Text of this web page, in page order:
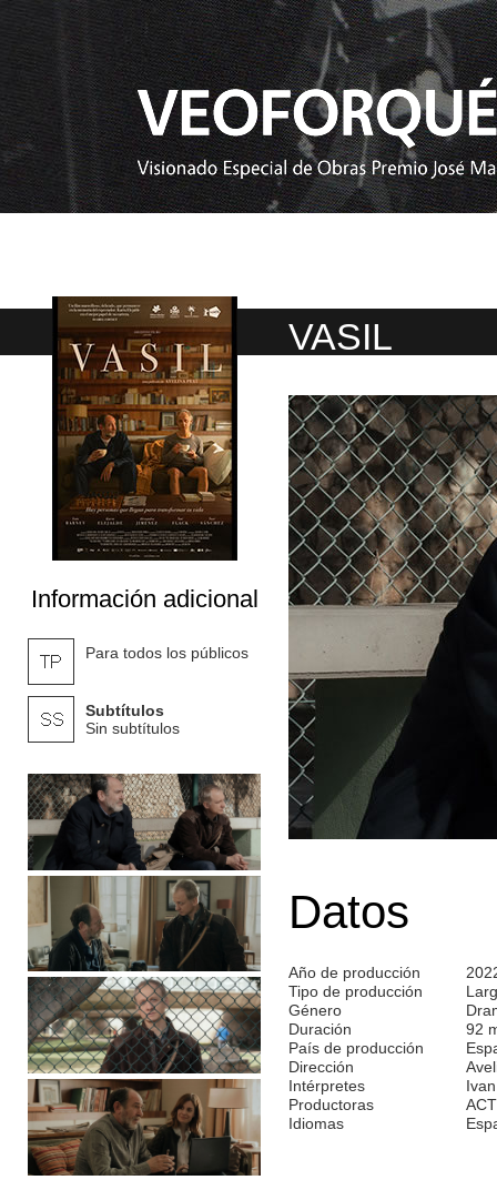
Información adicional
Para todos los públicos
Subtítulos
Sin subtítulos
VASIL
Datos
Año de producción
Tipo de producción
Género
Duración
92
País de producción
Dirección
Intérpretes
Productoras
Idiomas